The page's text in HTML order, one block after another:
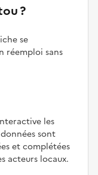
?
se
réemploi sans
les
sont
et complétées
acteurs locaux.